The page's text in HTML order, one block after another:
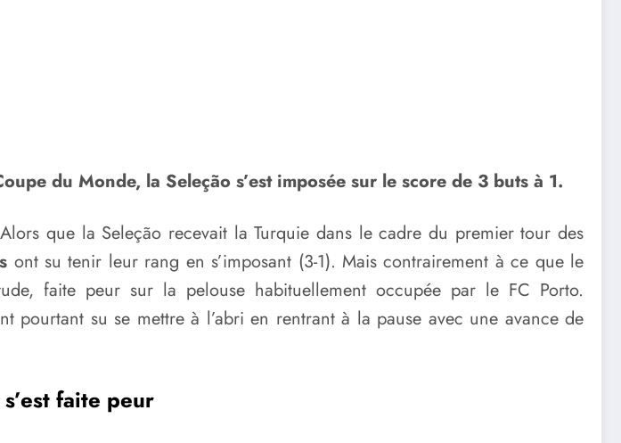
du Monde, la Seleção s’est imposée sur le score de 3 buts à 1.
que la Seleção recevait la Turquie dans le cadre du premier tour des
ont su tenir leur rang en s’imposant (3-1). Mais contrairement à ce que le
faite peur sur la pelouse habituellement occupée par le FC Porto.
pourtant su se mettre à l’abri en rentrant à la pause avec une avance de
faite peur